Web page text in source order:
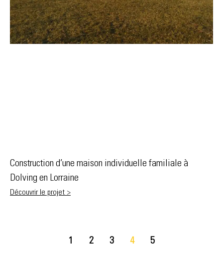
Construction d’une maison individuelle familiale à
Dolving en Lorraine
Découvrir le projet >
1 2 3 4 5